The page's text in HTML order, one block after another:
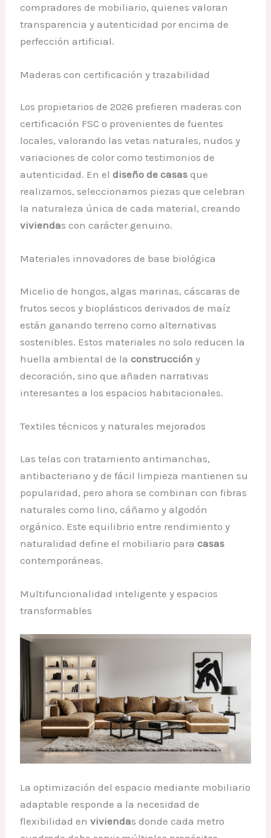
compradores de mobiliario, quienes valoran
transparencia y autenticidad por encima de
perfección artificial.
Maderas con certificación y trazabilidad
Los propietarios de 2026 prefieren maderas con
certificación FSC o provenientes de fuentes
locales, valorando las vetas naturales, nudos y
variaciones de color como testimonios de
autenticidad. En eldiseño de casas que
realizamos, seleccionamos piezas que celebran
la naturaleza única de cada material, creando
viviendas con carácter genuino.
Materiales innovadores de base biológica
Micelio de hongos, algas marinas, cáscaras de
frutos secos y bioplásticos derivados de maíz
están ganando terreno como alternativas
sostenibles. Estos materiales no solo reducen la
huella ambiental de laconstrucción y
decoración, sino que añaden narrativas
interesantes a los espacios habitacionales.
Textiles técnicos y naturales mejorados
Las telas con tratamiento antimanchas,
antibacteriano y de fácil limpieza mantienen su
popularidad, pero ahora se combinan con fibras
naturales como lino, cáñamo y algodón
orgánico. Este equilibrio entre rendimiento y
naturalidad define el mobiliario paracasas
contemporáneas.
Multifuncionalidad inteligente y espacios
transformables
La optimización del espacio mediante mobiliario
adaptable responde a la necesidad de
flexibilidad enviviendas donde cada metro